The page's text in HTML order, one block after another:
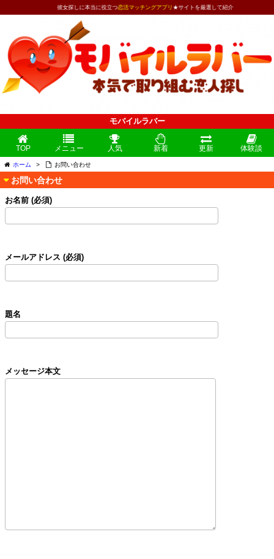
彼女探しに本当に役立つ恋活マッチングアプリ★サイトを厳選して紹介
モバイルラバー
TOP メニュー 人気 新着 更新 体験談
ホーム > お問い合わせ
お問い合わせ
お名前 (必須)
メールアドレス (必須)
題名
メッセージ本文